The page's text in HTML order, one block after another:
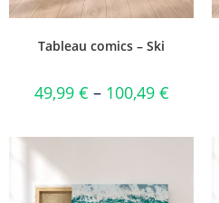
Tableau comics – Ski
49,99 € – 100,49 €